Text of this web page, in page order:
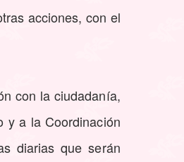
acciones, con el
con la ciudadanía,
y a la Coordinación
diarias que serán